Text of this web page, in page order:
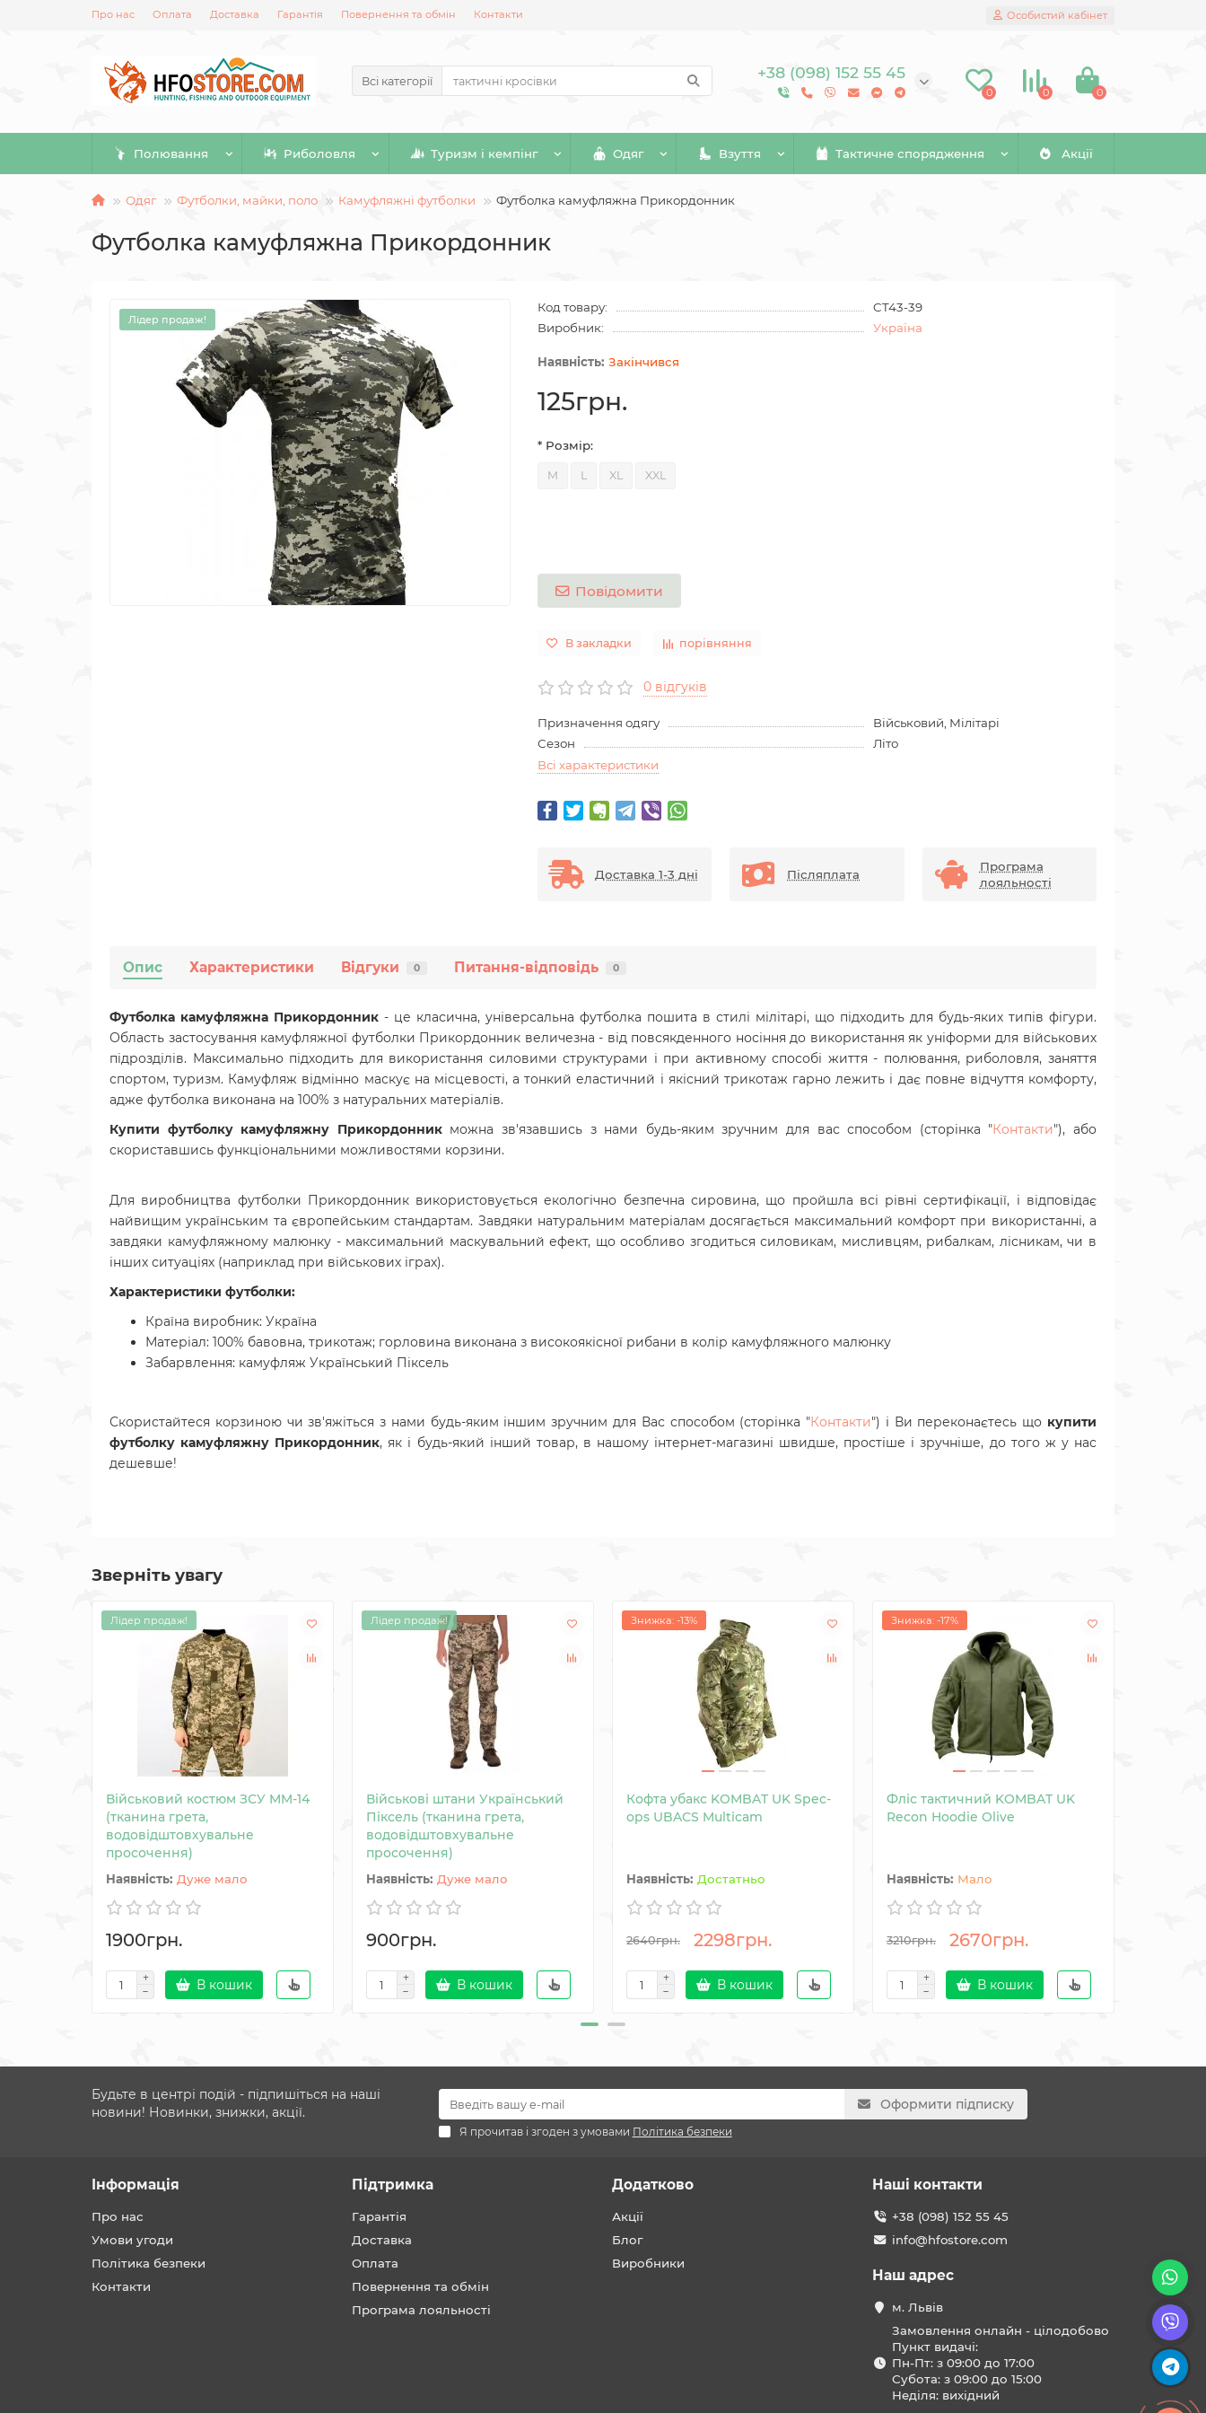
Про нас Оплата Доставка Гарантія Повернення та обмін Контакти Особистий кабінет
Всі категорії +38 (098) 152 55 45
0 0 0
Полювання Риболовля Туризм і кемпінг Одяг Взуття Тактичне спорядження Акції
Одяг Футболки, майки, поло Камуфляжні футболки Футболка камуфляжна Прикордонник
Футболка камуфляжна Прикордонник
Лідер продаж!
Код товару:
CT43-39
Виробник:
Україна
Закінчився
125грн.
* Розмір:
M L XL XXL
Повідомити
В закладки порівняння
0 відгуків
Призначення одягу
Військовий, Мілітарі
Сезон
Літо
Всі характеристики
Доставка 1-3 дні Післяплата
Програма
лояльності
Опис Характеристики Відгуки 0 Питання-відповідь 0
Футболка камуфляжна Прикордонник - це класична, універсальна футболка пошита в стилі мілітарі, що підходить для будь-яких типів фігури.
Область застосування камуфляжної футболки Прикордонник величезна - від повсякденного носіння до використання як уніформи для військових
підрозділів. Максимально підходить для використання силовими структурами і при активному способі життя - полювання, риболовля, заняття
спортом, туризм. Камуфляж відмінно маскує на місцевості, а тонкий еластичний і якісний трикотаж гарно лежить і дає повне відчуття комфорту,
адже футболка виконана на 100% з натуральних матеріалів.
Купити футболку камуфляжну Прикордонник можна зв'язавшись з нами будь-яким зручним для вас способом (сторінка "Контакти"), або
скориставшись функціональними можливостями корзини.
Для виробництва футболки Прикордонник використовується екологічно безпечна сировина, що пройшла всі рівні сертифікації, і відповідає
найвищим українським та європейським стандартам. Завдяки натуральним матеріалам досягається максимальний комфорт при використанні, а
завдяки камуфляжному малюнку - максимальний маскувальний ефект, що особливо згодиться силовикам, мисливцям, рибалкам, лісникам, чи в
інших ситуаціях (наприклад при військових іграх).
Характеристики футболки:
Країна виробник: Україна
Матеріал: 100% бавовна, трикотаж; горловина виконана з високоякісної рибани в колір камуфляжного малюнку
Забарвлення: камуфляж Український Піксель
Скористайтеся корзиною чи зв'яжіться з нами будь-яким іншим зручним для Вас способом (сторінка "Контакти") і Ви переконаєтесь що купити
футболку камуфляжну Прикордонник, як і будь-який інший товар, в нашому інтернет-магазині швидше, простіше і зручніше, до того ж у нас
дешевше!
Зверніть увагу
Лідер продаж!
Військовий костюм ЗСУ MM-14
(тканина грета,
водовідштовхувальне
просочення)
Дуже мало
1900грн.
В кошик
Лідер продаж!
Військові штани Український
Піксель (тканина грета,
водовідштовхувальне
просочення)
Дуже мало
900грн.
В кошик
Знижка: -13%
Кофта убакс KOMBAT UK Spec-
ops UBACS Multicam
Достатньо
2640грн. 2298грн.
В кошик
Знижка: -17%
Фліс тактичний KOMBAT UK
Recon Hoodie Olive
Мало
3210грн. 2670грн.
В кошик
Будьте в центрі подій - підпишіться на наші
новини! Новинки, знижки, акції.
Оформити підписку
Я прочитав і згоден з умовами Політика безпеки
Інформація
Про нас
Умови угоди
Політика безпеки
Контакти
Підтримка
Гарантія
Доставка
Оплата
Повернення та обмін
Програма лояльності
Додатково
Акції
Блог
Виробники
Наші контакти
+38 (098) 152 55 45
info@hfostore.com
Наш адрес
м. Львів
Замовлення онлайн - цілодобово
Пункт видачі:
Пн-Пт: з 09:00 до 17:00
Субота: з 09:00 до 15:00
Неділя: вихідний